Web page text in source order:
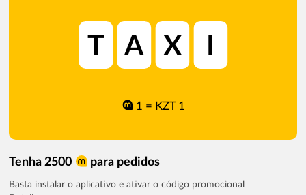
T A X
1 = KZT 1
Tenha 2500 para pedidos
Basta instalar o aplicativo e ativar o código promocional